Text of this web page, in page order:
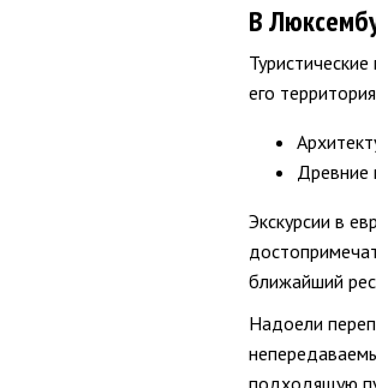
В
его
Древние
Экскурсии в
ближайший
Надоели
подходящую